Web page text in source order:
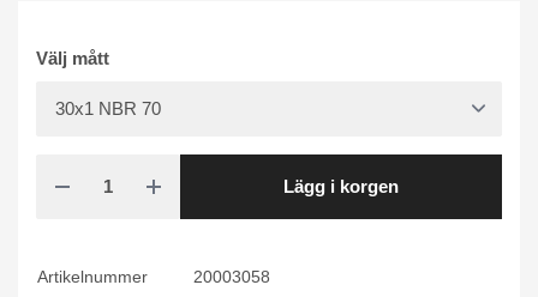
Välj mått
Lägg i korgen
Artikelnummer 20003058